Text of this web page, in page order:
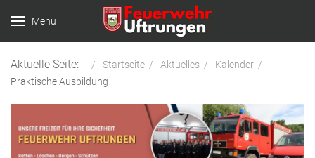
Menu
Aktuelle Seite: Startseite Aktuelles
Kalender
Praktische Ausbildung